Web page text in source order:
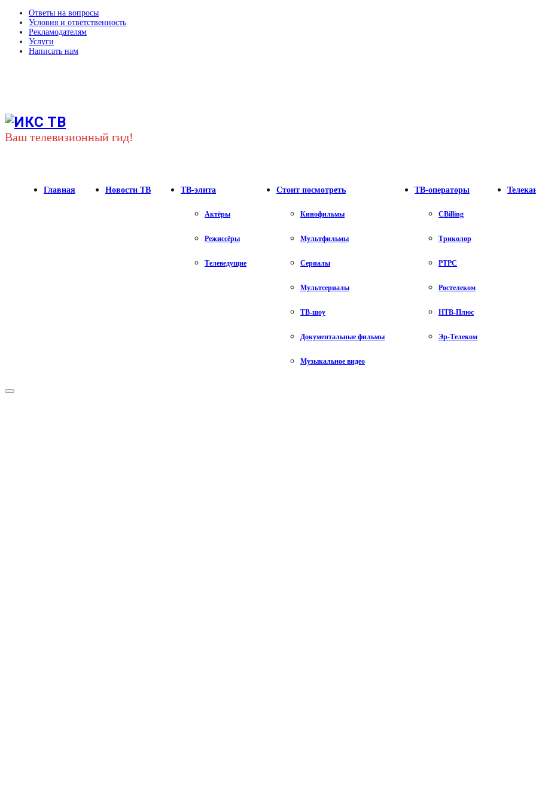
Ответы на вопросы
Условия и ответственность
Рекламодателям
Услуги
Написать нам
Ваш телевизионный гид!
Главная Новости ТВ ТВ-элита
Актёры
Режиссёры
Телеведущие
Стоит посмотреть
Кинофильмы
Мультфильмы
Сериалы
Мультсериалы
ТВ-шоу
Документальные фильмы
Музыкальное видео
ТВ-операторы
CBilling
Триколор
РТРС
Ростелеком
НТВ-Плюс
Эр-Телеком
Primary